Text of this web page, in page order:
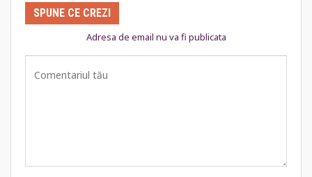
SPUNE CE CREZI
Adresa de email nu va fi publicata